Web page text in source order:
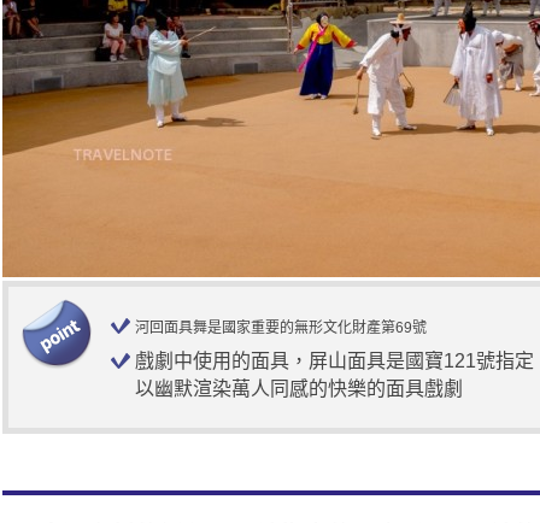
河回面具舞是國家重要的無形文化財產第69號
戲劇中使用的面具，屏山面具是國寶121號指定
以幽默渲染萬人同感的快樂的面具戲劇